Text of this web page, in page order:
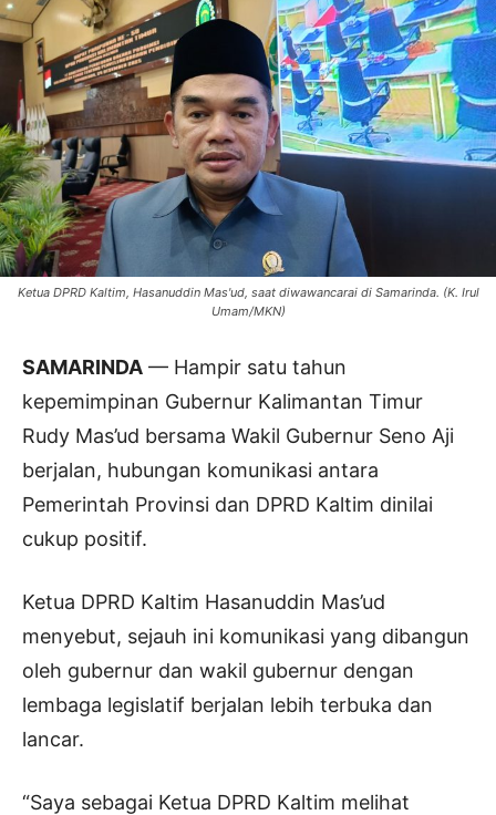
Ketua DPRD Kaltim, Hasanuddin Mas'ud, saat diwawancarai di Samarinda. (K. Irul
Umam/MKN)
SAMARINDA — Hampir satu tahun
kepemimpinan Gubernur Kalimantan Timur
Rudy Mas’ud bersama Wakil Gubernur Seno Aji
berjalan, hubungan komunikasi antara
Pemerintah Provinsi dan DPRD Kaltim dinilai
cukup positif.
Ketua DPRD Kaltim Hasanuddin Mas’ud
menyebut, sejauh ini komunikasi yang dibangun
oleh gubernur dan wakil gubernur dengan
lembaga legislatif berjalan lebih terbuka dan
lancar.
“Saya sebagai Ketua DPRD Kaltim melihat